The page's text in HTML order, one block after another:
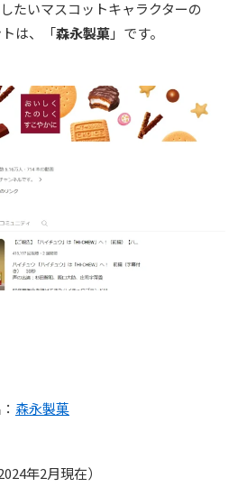
たいマスコットキャラクターの
は、「森永製菓」です。
森永製菓
年2月現在）